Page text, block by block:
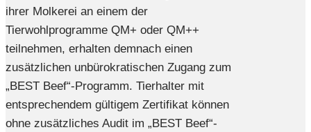
ihrer Molkerei an einem der
Tierwohlprogramme QM+ oder QM++
teilnehmen, erhalten demnach einen
zusätzlichen unbürokratischen Zugang zum
„BEST Beef“-Programm. Tierhalter mit
entsprechendem gültigem Zertifikat können
ohne zusätzliches Audit im „BEST Beef“-